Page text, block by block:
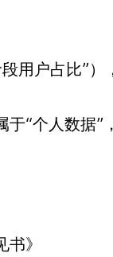
用户占比”）
“个人数据”
》